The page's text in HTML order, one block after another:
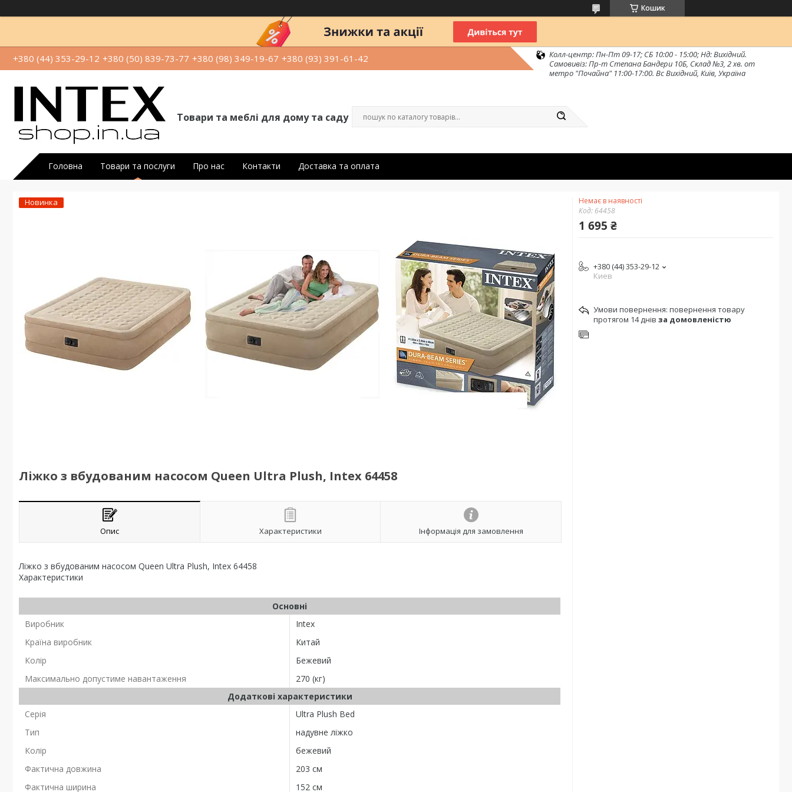
Кошик
+380 (44) 353-29-12 +380 (50) 839-73-77 +380 (98) 349-19-67 +380 (93) 391-61-42
Колл-центр: Пн-Пт 09-17; СБ 10:00 - 15:00; Нд: Вихідний.
Самовивіз: Пр-т Степана Бандери 10Б, Склад №3, 2 хв. от
метро "Почайна" 11:00-17:00. Вс Вихідний, Київ, Україна
Товари та меблі для дому та саду
Головна Товари та послуги Про нас Контакти Доставка та оплата
Новинка
Ліжко з вбудованим насосом Queen Ultra Plush, Intex 64458
Опис Характеристики Інформація для замовлення
Ліжко з вбудованим насосом Queen Ultra Plush, Intex 64458
Характеристики
Основні
Виробник
Intex
Країна виробник
Китай
Колір
Бежевий
Максимально допустиме навантаження
270 (кг)
Додаткові характеристики
Серія
Ultra Plush Bed
Тип
надувне ліжко
Колір
бежевий
Фактична довжина
203 см
Фактична ширина
152 см
Немає в наявності
Код: 64458
1 695 ₴
+380 (44) 353-29-12
Киев
повернення товару
протягом 14 днів за домовленістю